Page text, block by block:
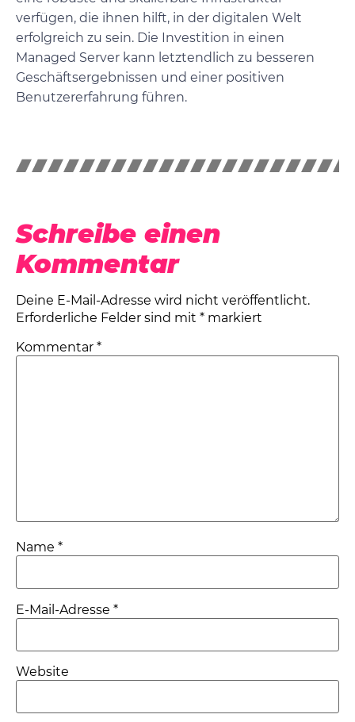
verfügen, die ihnen hilft, in der digitalen Welt
erfolgreich zu sein. Die Investition in einen
Managed Server kann letztendlich zu besseren
Geschäftsergebnissen und einer positiven
Benutzererfahrung führen.
Schreibe einen
Kommentar
Deine E-Mail-Adresse wird nicht veröffentlicht.
Erforderliche Felder sind mit * markiert
Kommentar *
Name *
E-Mail-Adresse *
Website